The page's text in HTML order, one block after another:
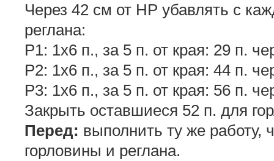
Через 42 см от НР убавлять с
реглана:
Р1: 1х6 п., за 5 п. от края: 29 п.
Р2: 1х6 п., за 5 п. от края: 44 п.
Р3: 1х6 п., за 5 п. от края: 56 п.
Закрыть оставшиеся 52 п. для
Перед: выполнить ту же работу,
горловины и реглана.